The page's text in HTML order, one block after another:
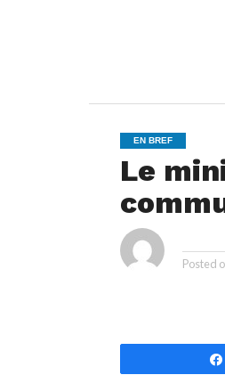
EN BREF
Le
Posted